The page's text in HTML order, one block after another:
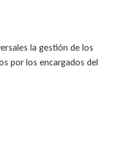
la gestión de los
por los encargados del